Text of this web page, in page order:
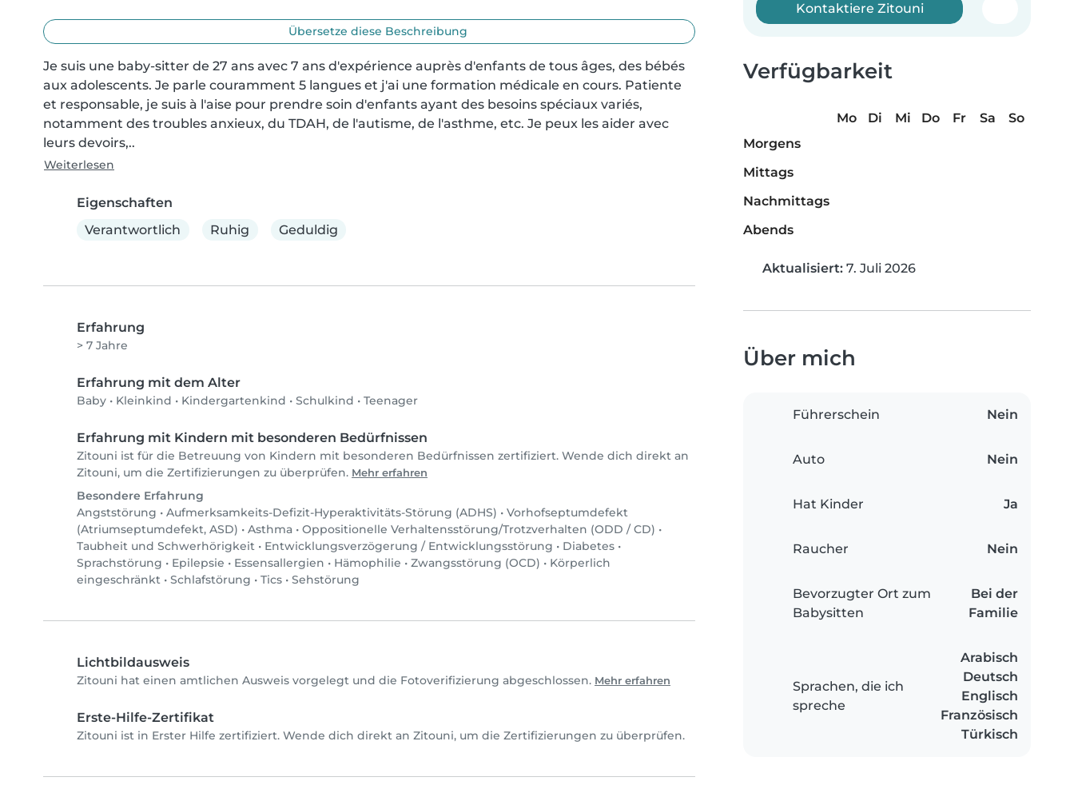
Übersetze diese Beschreibung
Je suis une baby-sitter de 27 ans avec 7 ans d'expérience auprès d'enfants de tous âges, des bébés
aux adolescents. Je parle couramment 5 langues et j'ai une formation médicale en cours. Patiente
et responsable, je suis à l'aise pour prendre soin d'enfants ayant des besoins spéciaux variés,
notamment des troubles anxieux, du TDAH, de l'autisme, de l'asthme, etc. Je peux les aider avec
leurs devoirs,..
Weiterlesen
Eigenschaften
Verantwortlich
Ruhig Geduldig
Erfahrung
> 7 Jahre
Erfahrung mit dem Alter
Baby • Kleinkind • Kindergartenkind • Schulkind • Teenager
Erfahrung mit Kindern mit besonderen Bedürfnissen
Zitouni ist für die Betreuung von Kindern mit besonderen Bedürfnissen zertifiziert. Wende dich direkt an
Zitouni, um die Zertifizierungen zu überprüfen. Mehr erfahren
Besondere Erfahrung
Angststörung • Aufmerksamkeits-Defizit-Hyperaktivitäts-Störung (ADHS) • Vorhofseptumdefekt
(Atriumseptumdefekt, ASD) • Asthma • Oppositionelle Verhaltensstörung/Trotzverhalten (ODD / CD) •
Taubheit und Schwerhörigkeit • Entwicklungsverzögerung / Entwicklungsstörung • Diabetes •
Sprachstörung • Epilepsie • Essensallergien • Hämophilie • Zwangsstörung (OCD) • Körperlich
eingeschränkt • Schlafstörung • Tics • Sehstörung
Lichtbildausweis
Zitouni hat einen amtlichen Ausweis vorgelegt und die Fotoverifizierung abgeschlossen. Mehr erfahren
Erste-Hilfe-Zertifikat
Zitouni ist in Erster Hilfe zertifiziert. Wende dich direkt an Zitouni, um die Zertifizierungen zu überprüfen.
Kontaktiere Zitouni
Verfügbarkeit
Mo Di Mi Do Fr Sa
So
Morgens
Mittags
Nachmittags
Abends
Aktualisiert: 7. Juli 2026
Über mich
Führerschein Nein
Auto Nein
Hat Kinder Ja
Raucher Nein
Bevorzugter Ort zum
Babysitten
Bei der
Familie
Sprachen, die ich
spreche
Arabisch
Deutsch
Englisch
Französisch
Türkisch